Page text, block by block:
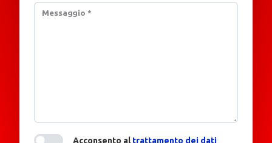
Messaggio *
Acconsento altrattamento dei dati